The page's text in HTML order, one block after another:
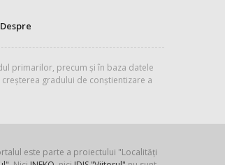
Despre
primarilor, precum și în baza datele
gradului de conștientizare a
este parte a proiectului "Localități